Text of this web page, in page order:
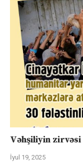
Vəhşiliyin zirvəsi
İyul 19, 2025